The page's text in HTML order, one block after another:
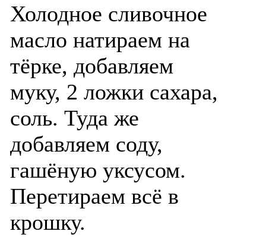
Холодное сливочное
масло натираем на
тёрке, добавляем
муку, 2 ложки сахара,
соль. Туда же
добавляем соду,
гашёную уксусом.
Перетираем всё в
крошку.